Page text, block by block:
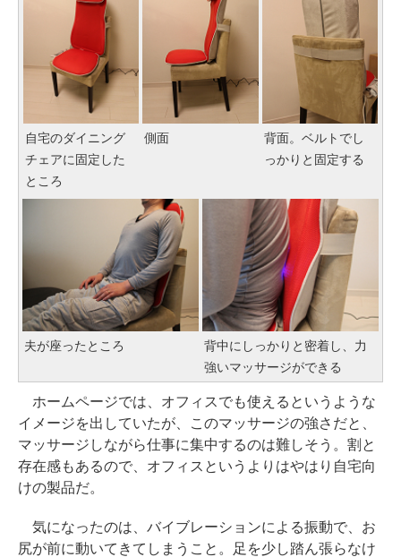
自宅のダイニング
チェアに固定した
ところ
側面
背面。ベルトでし
っかりと固定する
夫が座ったところ
背中にしっかりと密着し、力
強いマッサージができる
ホームページでは、オフィスでも使えるというような
イメージを出していたが、このマッサージの強さだと、
マッサージしながら仕事に集中するのは難しそう。割と
存在感もあるので、オフィスというよりはやはり自宅向
けの製品だ。
気になったのは、バイブレーションによる振動で、お
尻が前に動いてきてしまうこと。足を少し踏ん張らなけ